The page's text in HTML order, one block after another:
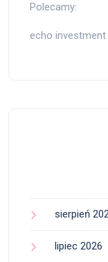
Polecamy:
echo
sierpień
lipiec 2026